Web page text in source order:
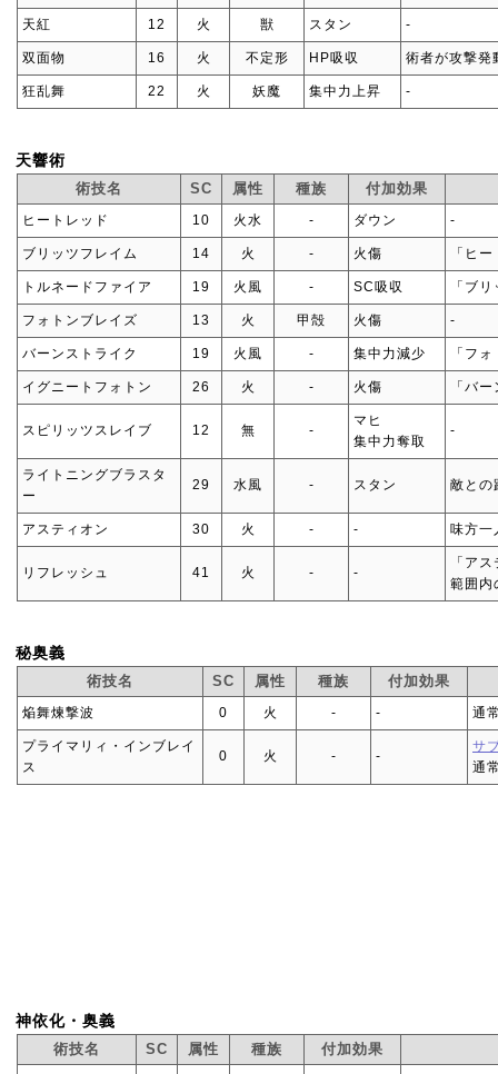
天紅 12 火 獣 スタン ‐
双面物 16 火 不定形 HP吸収 術者が攻撃発
狂乱舞 22 火 妖魔 集中力上昇 ‐
天響術
術技名 SC 属性 種族 付加効果
ヒートレッド 10 火水 ‐ ダウン ‐
ブリッツフレイム 14 火 ‐ 火傷 「ヒ
トルネードファイア 19 火風 ‐ SC吸収 「ブ
フォトンブレイズ 13 火 甲殻 火傷 ‐
バーンストライク 19 火風 ‐ 集中力減少 「フ
イグニートフォトン 26 火 ‐ 火傷 「バ
スピリッツスレイブ 12 無 ‐
マヒ
集中力奪取
‐
ライトニングブラスタ
ー
29 水風 ‐ スタン 敵との
アスティオン 30 火 ‐ ‐ 味方一
リフレッシュ 41 火 ‐ ‐
「ア
範囲内
秘奥義
術技名 SC 属性 種族 付加効果
焔舞煉撃波 0 火 ‐ ‐ 通
プライマリィ・インブレイ
ス
0 火 ‐ ‐
サ
通
神依化・奥義
術技名 SC 属性 種族 付加効果